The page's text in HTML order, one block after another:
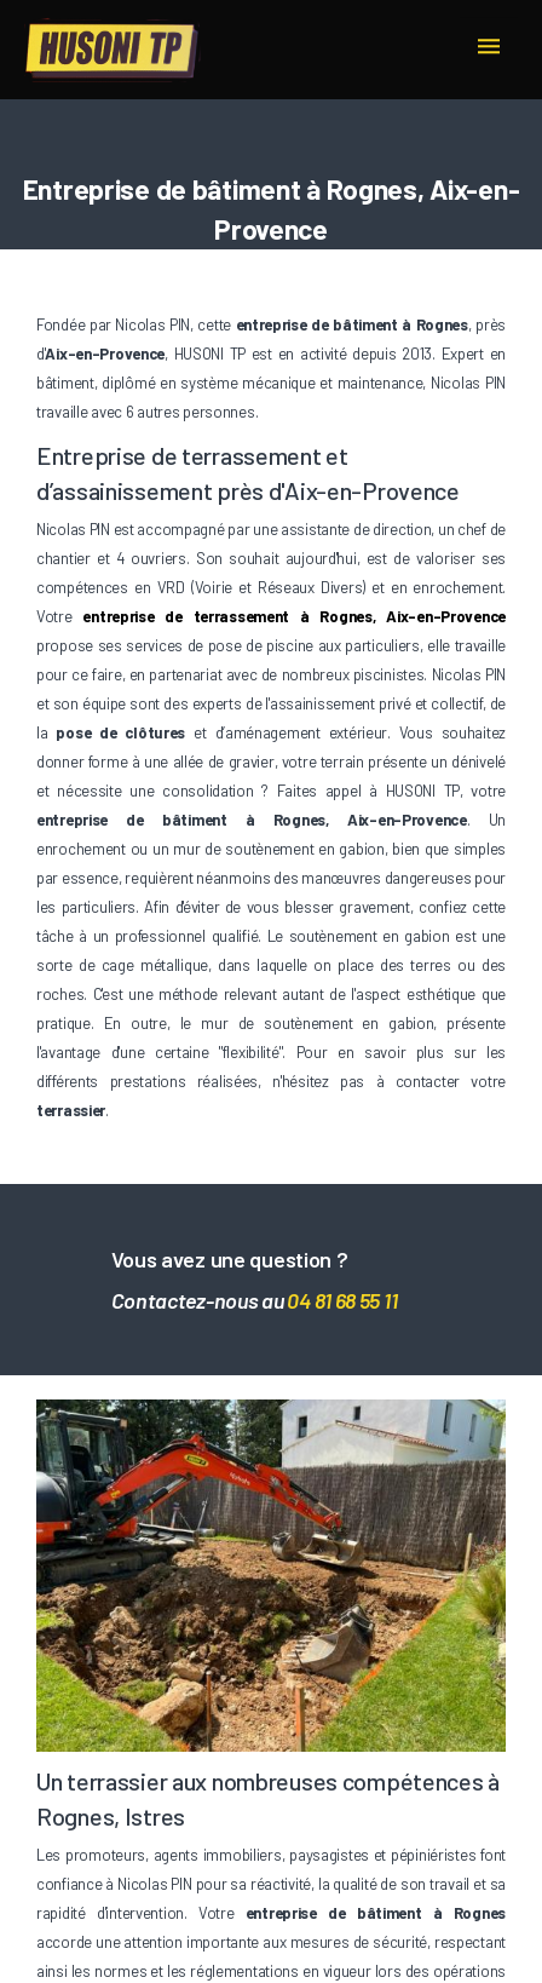
Entreprise de bâtiment à Rognes, Aix-en-
Provence
Fondée par Nicolas PIN, cette entreprise de bâtiment à Rognes, près
d'Aix-en-Provence, HUSONI TP est en activité depuis 2013. Expert en
bâtiment, diplômé en système mécanique et maintenance, Nicolas PIN
travaille avec 6 autres personnes.
Entreprise de terrassement et
d’assainissement près d'Aix-en-Provence
Nicolas PIN est accompagné par une assistante de direction, un chef de
chantier et 4 ouvriers. Son souhait aujourd'hui, est de valoriser ses
compétences en VRD (Voirie et Réseaux Divers) et en enrochement.
Votre entreprise de terrassement à Rognes, Aix-en-Provence
propose ses services de pose de piscine aux particuliers, elle travaille
pour ce faire, en partenariat avec de nombreux piscinistes. Nicolas PIN
et son équipe sont des experts de l'assainissement privé et collectif, de
la pose de clôtures et d’aménagement extérieur. Vous souhaitez
donner forme à une allée de gravier, votre terrain présente un dénivelé
et nécessite une consolidation ? Faites appel à HUSONI TP, votre
entreprise de bâtiment à Rognes, Aix-en-Provence. Un
enrochement ou un mur de soutènement en gabion, bien que simples
par essence, requièrent néanmoins des manœuvres dangereuses pour
les particuliers. Afin d'éviter de vous blesser gravement, confiez cette
tâche à un professionnel qualifié. Le soutènement en gabion est une
sorte de cage métallique, dans laquelle on place des terres ou des
roches. C'est une méthode relevant autant de l'aspect esthétique que
pratique. En outre, le mur de soutènement en gabion, présente
l'avantage d'une certaine "flexibilité". Pour en savoir plus sur les
différents prestations réalisées, n'hésitez pas à contacter votre
terrassier.
Vous avez une question ?
Contactez-nous au04 81 68 55 11
Un terrassier aux nombreuses compétences à
Rognes, Istres
Les promoteurs, agents immobiliers, paysagistes et pépiniéristes font
confiance à Nicolas PIN pour sa réactivité, la qualité de son travail et sa
rapidité d'intervention. Votre entreprise de bâtiment à Rognes
accorde une attention importante aux mesures de sécurité, respectant
ainsi les normes et les réglementations en vigueur lors des opérations